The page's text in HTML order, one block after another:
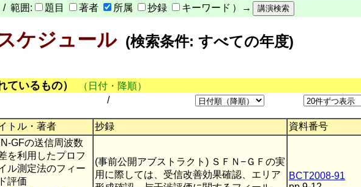
/ 範囲: 題目 著者 所属 抄録 キーワード ）→
ケジュール(検索条件: すべての年度)
いるもの）
（日付・降順）
/
トル・著者 抄録 資料番号
GFの送信周波数
を利用したプロフ
ル測定法のフィー
評価
(事前公開アブストラクト) ＳＦＮ−ＧＦの実
用に際しては、受信改善効果確認、エリア
BCT2008-91